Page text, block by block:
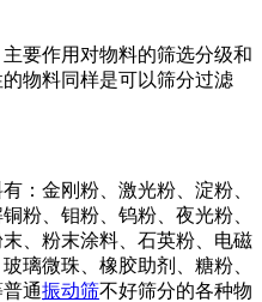
作用对物料的筛选分级和
物料同样是可以筛分过滤
金刚粉、激光粉、淀粉、
粉、钼粉、钨粉、夜光粉、
、粉末涂料、石英粉、电磁
璃微珠、橡胶助剂、糖粉、
通振动筛不好筛分的各种物